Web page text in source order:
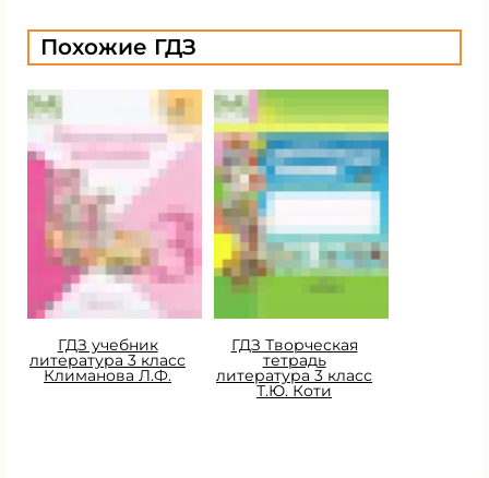
Похожие ГДЗ
ГДЗ учебник
литература 3 класс
Климанова Л.Ф.
ГДЗ Творческая
тетрадь
литература 3 класс
Т.Ю. Коти